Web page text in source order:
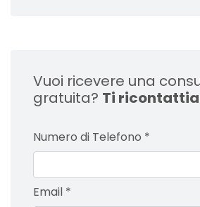
Vuoi ricevere una
gratuita? Ti
Numero di Telefono *
Email *